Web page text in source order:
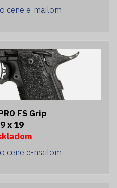
cene e-mailom
FS Grip
x 19
cene e-mailom